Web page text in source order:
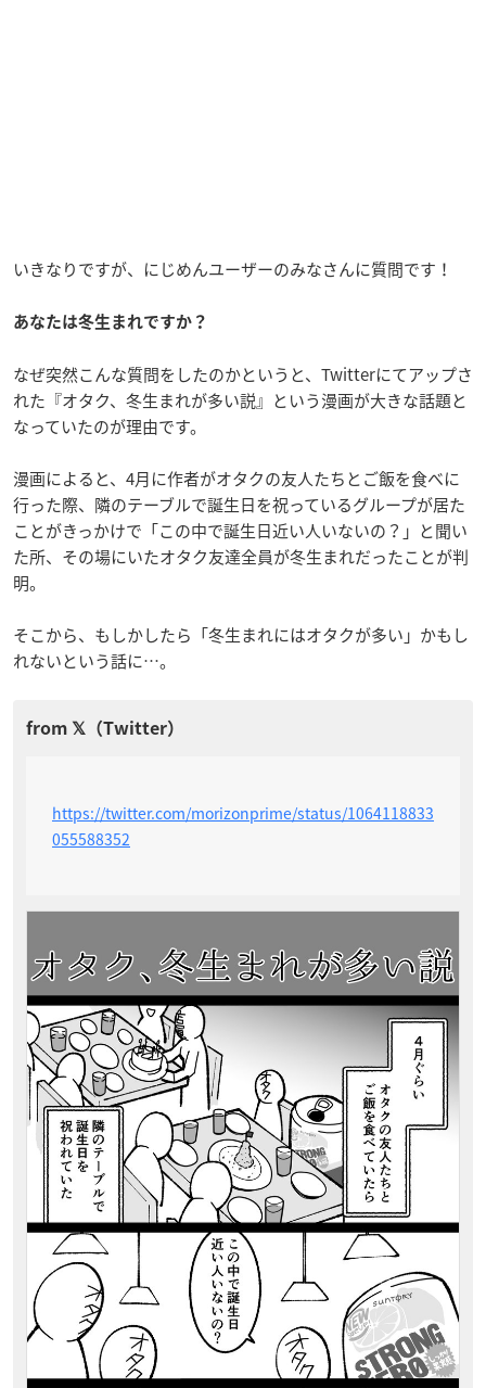
いきなりですが、にじめんユーザーのみなさんに質問です！
あなたは冬生まれですか？
なぜ突然こんな質問をしたのかというと、Twitterにてアップさ
れた『オタク、冬生まれが多い説』という漫画が大きな話題と
なっていたのが理由です。
漫画によると、4月に作者がオタクの友人たちとご飯を食べに
行った際、隣のテーブルで誕生日を祝っているグループが居た
ことがきっかけで「この中で誕生日近い人いないの？」と聞い
た所、その場にいたオタク友達全員が冬生まれだったことが判
明。
そこから、もしかしたら「冬生まれにはオタクが多い」かもし
れないという話に…。
https://twitter.com/morizonprime/status/1064118833
055588352